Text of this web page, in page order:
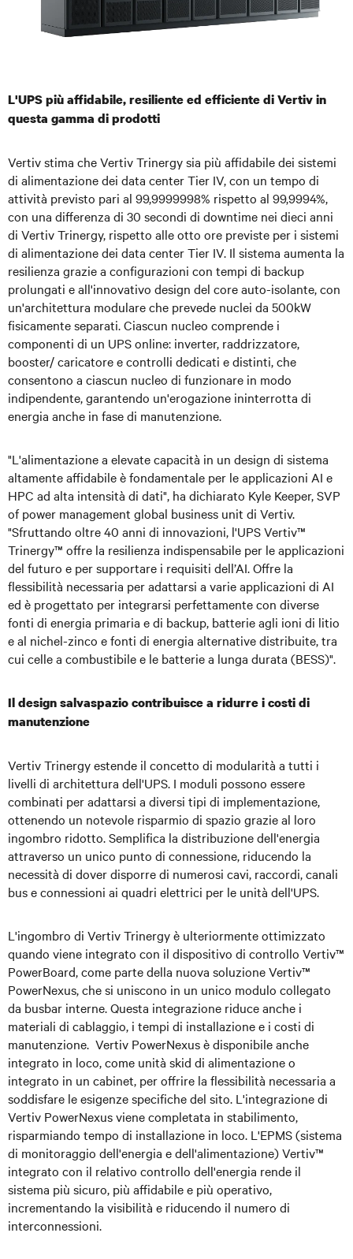
L'UPS più affidabile, resiliente ed efficiente di Vertiv in
questa gamma di prodotti
Vertiv stima che Vertiv Trinergy sia più affidabile dei sistemi
di alimentazione dei data center Tier IV, con un tempo di
attività previsto pari al 99,9999998% rispetto al 99,9994%,
con una differenza di 30 secondi di downtime nei dieci anni
di Vertiv Trinergy, rispetto alle otto ore previste per i sistemi
di alimentazione dei data center Tier IV. Il sistema aumenta la
resilienza grazie a configurazioni con tempi di backup
prolungati e all'innovativo design del core auto-isolante, con
un'architettura modulare che prevede nuclei da 500kW
fisicamente separati. Ciascun nucleo comprende i
componenti di un UPS online: inverter, raddrizzatore,
booster/ caricatore e controlli dedicati e distinti, che
consentono a ciascun nucleo di funzionare in modo
indipendente, garantendo un'erogazione ininterrotta di
energia anche in fase di manutenzione.
"L'alimentazione a elevate capacità in un design di sistema
altamente affidabile è fondamentale per le applicazioni AI e
HPC ad alta intensità di dati", ha dichiarato Kyle Keeper, SVP
of power management global business unit di Vertiv.
"Sfruttando oltre 40 anni di innovazioni, l'UPS Vertiv™
Trinergy™ offre la resilienza indispensabile per le applicazioni
del futuro e per supportare i requisiti dell’AI. Offre la
flessibilità necessaria per adattarsi a varie applicazioni di AI
ed è progettato per integrarsi perfettamente con diverse
fonti di energia primaria e di backup, batterie agli ioni di litio
e al nichel-zinco e fonti di energia alternative distribuite, tra
cui celle a combustibile e le batterie a lunga durata (BESS)".
Il design salvaspazio contribuisce a ridurre i costi di
manutenzione
Vertiv Trinergy estende il concetto di modularità a tutti i
livelli di architettura dell'UPS. I moduli possono essere
combinati per adattarsi a diversi tipi di implementazione,
ottenendo un notevole risparmio di spazio grazie al loro
ingombro ridotto. Semplifica la distribuzione dell'energia
attraverso un unico punto di connessione, riducendo la
necessità di dover disporre di numerosi cavi, raccordi, canali
bus e connessioni ai quadri elettrici per le unità dell'UPS.
L'ingombro di Vertiv Trinergy è ulteriormente ottimizzato
quando viene integrato con il dispositivo di controllo Vertiv™
PowerBoard, come parte della nuova soluzione Vertiv™
PowerNexus, che si uniscono in un unico modulo collegato
da busbar interne. Questa integrazione riduce anche i
materiali di cablaggio, i tempi di installazione e i costi di
manutenzione. Vertiv PowerNexus è disponibile anche
integrato in loco, come unità skid di alimentazione o
integrato in un cabinet, per offrire la flessibilità necessaria a
soddisfare le esigenze specifiche del sito. L'integrazione di
Vertiv PowerNexus viene completata in stabilimento,
risparmiando tempo di installazione in loco. L'EPMS (sistema
di monitoraggio dell'energia e dell'alimentazione) Vertiv™
integrato con il relativo controllo dell'energia rende il
sistema più sicuro, più affidabile e più operativo,
incrementando la visibilità e riducendo il numero di
interconnessioni.